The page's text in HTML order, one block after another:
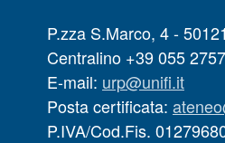
P.zza S.Marco, 4 -
Centralino +39 055
E-mail: urp@unifi.it
Posta certificata:
P.IVA/Cod.Fis.